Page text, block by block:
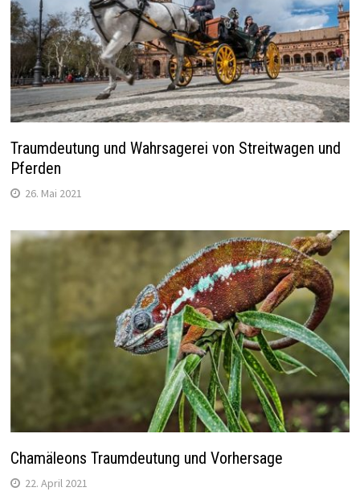
Traumdeutung und Wahrsagerei von Streitwagen und
Pferden
26. Mai 2021
Chamäleons Traumdeutung und Vorhersage
22. April 2021